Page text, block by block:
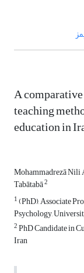
A
teaching
education in
Mohammadrezā Nili
Tabātabā2
1(PhD), Associate
Psychology,
2PhD Candidate in
Iran